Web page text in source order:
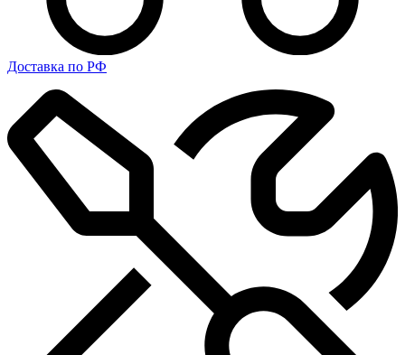
Доставка по РФ